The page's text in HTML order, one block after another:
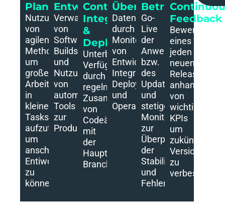
Planen
Nutzung
von
agilen
Methoden
um
große
Arbeitspakete
in
kleine
Tasks
aufzuteilen
um
anschließend
Entiwckeln
zu
können.
Entwickeln
Verwaltung
von
Software
Builds
und
Nutzung
von
automatisierten
Tools
zur
Produktfreigabe.
Continuous
Integration
&
Deployment​
Unterbrechungsfreie
Verfügbarkeit
durch
regelmäßiges
Zusammenführen
von
Codeänderungen
mit
der
Haupt-
Branche.
Überwachen
Datenerhebung
durch
Monitoring
von
Entwicklung,
Integration,
Deployment
und
Operations.
Betrieb
Go-
Live
der
Anwendung
bzw.
des
Updates
und
stetiges
Monitoring
zur
Überprüfung
der
Stabilität
und
Fehler.
Feedback
Bewertung
eines
jeden
neuen
Release
anhand
von
wichtigen
KPIs
um
zukünftige
Versionen
zu
verbessern.